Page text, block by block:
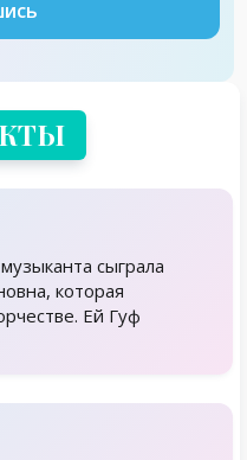
сыграла
которая
Ей Гуф